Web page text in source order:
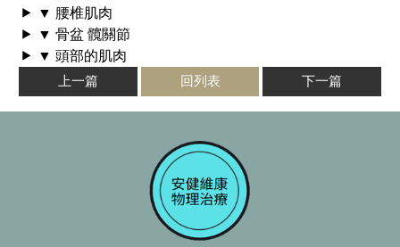
▼ 腰椎肌肉
▼ 骨盆 髖關節
▼ 頭部的肌肉
上一篇 回列表 下一篇